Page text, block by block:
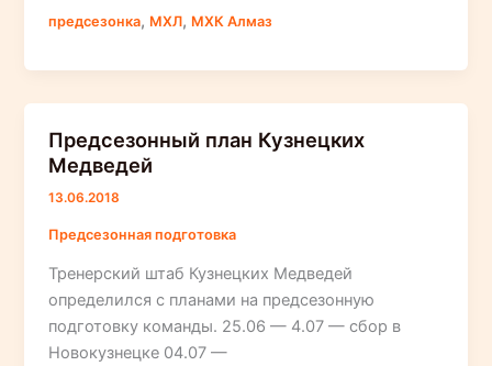
команды
предсезонка, МХЛ, МХК Алмаз
Предсезонный план Кузнецких
Медведей
13.06.2018
Предсезонная подготовка
Тренерский штаб Кузнецких Медведей
определился с планами на предсезонную
подготовку команды. 25.06 — 4.07 — сбор в
Новокузнецке 04.07 —